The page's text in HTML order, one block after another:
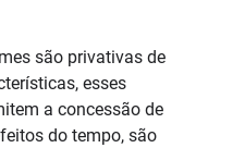
são privativas de
esses
a concessão de
do tempo, são